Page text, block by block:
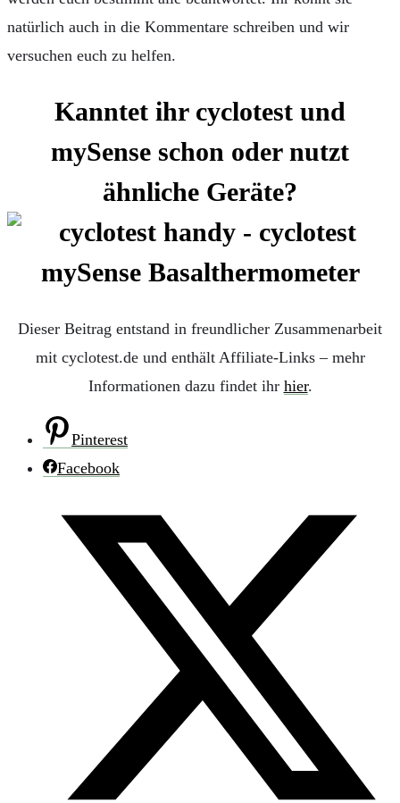
natürlich auch in die Kommentare schreiben und wir
versuchen euch zu helfen.
Kanntet ihr cyclotest und
mySense schon oder nutzt
ähnliche Geräte?
Dieser Beitrag entstand in freundlicher Zusammenarbeit
mit cyclotest.de und enthält Affiliate-Links – mehr
Informationen dazu findet ihr hier.
Pinterest
Facebook